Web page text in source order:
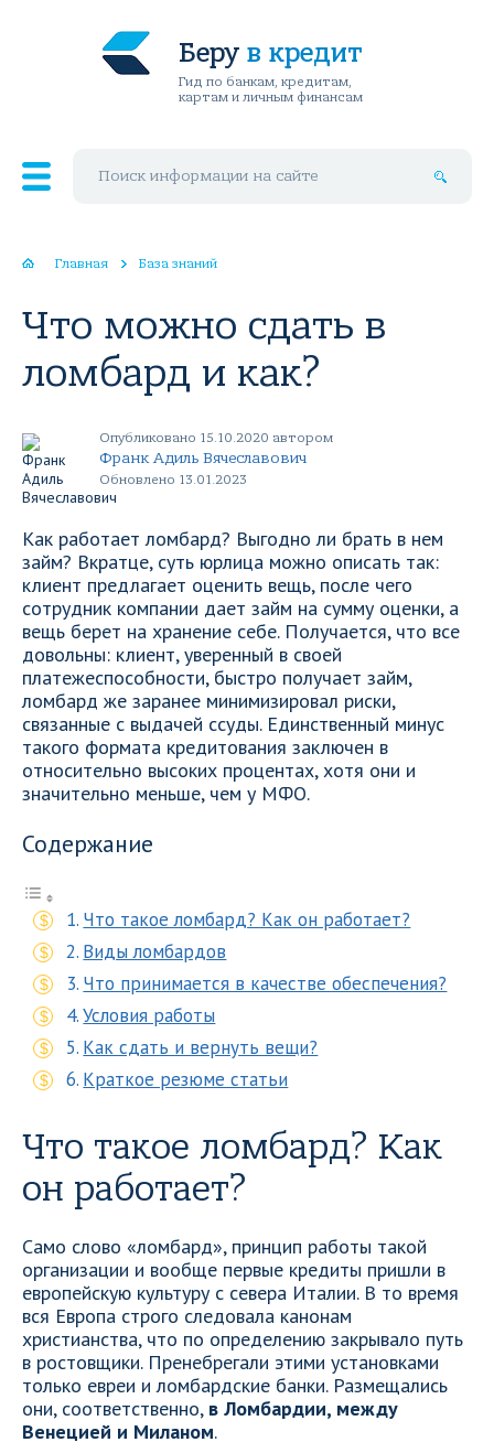
Беру в кредит
Гид по банкам, кредитам,
картам и личным финансам
Главная База знаний
Что можно сдать в
ломбард и как?
Опубликовано 15.10.2020 автором
Франк Адиль Вячеславович
Обновлено 13.01.2023
Как работает ломбард? Выгодно ли брать в нем
займ? Вкратце, суть юрлица можно описать так:
клиент предлагает оценить вещь, после чего
сотрудник компании дает займ на сумму оценки, а
вещь берет на хранение себе. Получается, что все
довольны: клиент, уверенный в своей
платежеспособности, быстро получает займ,
ломбард же заранее минимизировал риски,
связанные с выдачей ссуды. Единственный минус
такого формата кредитования заключен в
относительно высоких процентах, хотя они и
значительно меньше, чем у МФО.
Содержание
Что такое ломбард? Как он работает?
Виды ломбардов
Что принимается в качестве обеспечения?
Условия работы
Как сдать и вернуть вещи?
Краткое резюме статьи
Что такое ломбард? Как
он работает?
Само слово «ломбард», принцип работы такой
организации и вообще первые кредиты пришли в
европейскую культуру с севера Италии. В то время
вся Европа строго следовала канонам
христианства, что по определению закрывало путь
в ростовщики. Пренебрегали этими установками
только евреи и ломбардские банки. Размещались
они, соответственно, в Ломбардии, между
Венецией и Миланом.